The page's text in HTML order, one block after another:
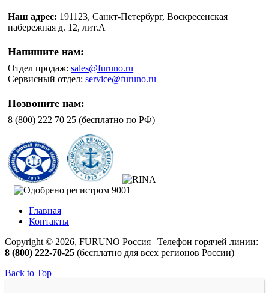
Наш адрес: 191123, Санкт-Петербург, Воскресенская
набережная д. 12, лит.А
Напишите нам:
Отдел продаж:sales@furuno.ru
Сервисный отдел:service@furuno.ru
Позвоните нам:
8 (800) 222 70 25 (бесплатно по РФ)
Главная
Контакты
Copyright © 2026, FURUNO Россия | Телефон горячей линии:
8 (800) 222-70-25 (бесплатно для всех регионов России)
Back to Top